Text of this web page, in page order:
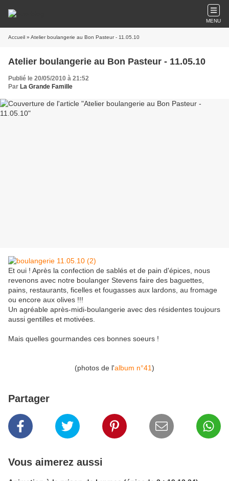
MENU
Accueil » Atelier boulangerie au Bon Pasteur - 11.05.10
Atelier boulangerie au Bon Pasteur - 11.05.10
Publié le 20/05/2010 à 21:52
Par La Grande Famille
Et oui ! Après la confection de sablés et de pain d'épices, nous
revenons avec notre boulanger Stevens faire des baguettes,
pains, restaurants, ficelles et fougasses aux lardons, au fromage
ou encore aux olives !!!
Un agréable après-midi-boulangerie avec des résidentes toujours
aussi gentilles et motivées.
Mais quelles gourmandes ces bonnes soeurs !
(photos de l'album n°41)
Partager
Vous aimerez aussi